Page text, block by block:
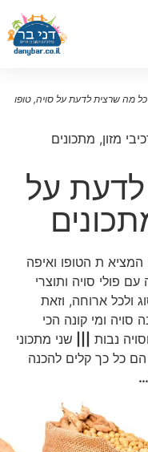
שרצית לדעת על סויה, טופו
מזון,מתכונים
על
ת הטופו ואיפה
סויה ותוצרי
ארוחה, וזאת
ומי קונה הכי
נבות|||
שני מתכוני
כל כך קלים להכנה